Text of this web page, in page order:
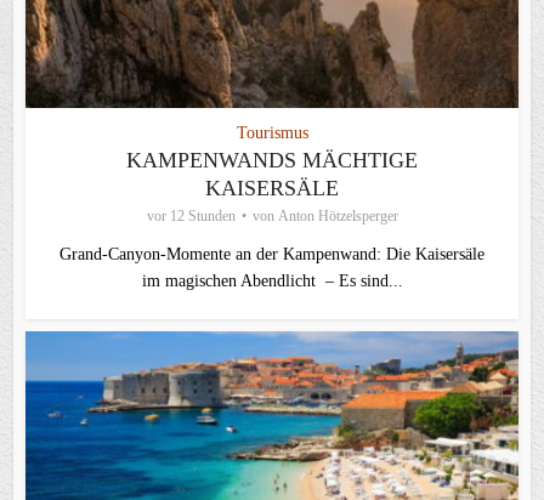
Tourismus
KAMPENWANDS MÄCHTIGE
KAISERSÄLE
vor 12 Stunden von Anton Hötzelsperger
Grand-Canyon-Momente an der Kampenwand: Die Kaisersäle
im magischen Abendlicht – Es sind...